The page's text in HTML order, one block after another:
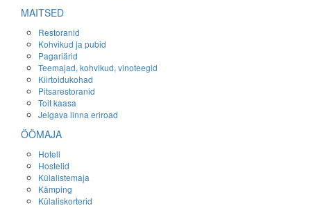
MAITSED
Restoranid
Kohvikud ja pubid
Pagariärid
Teemajad, kohvikud, vinoteegid
Kiirtoidukohad
Pitsarestoranid
Toit kaasa
Jelgava linna eriroad
ÖÖMAJA
Hotell
Hostelid
Külalistemaja
Kämping
Külaliskorterid